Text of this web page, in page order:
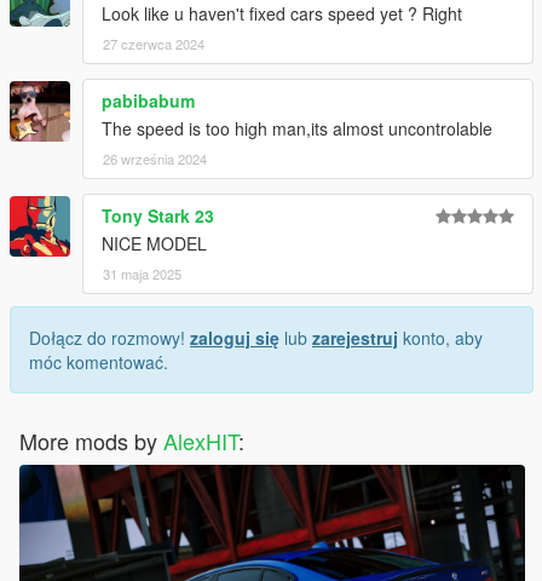
Look like u haven't fixed cars speed yet ? Right
27 czerwca 2024
pabibabum
The speed is too high man,its almost uncontrolable
26 września 2024
Tony Stark 23
NICE MODEL
31 maja 2025
Dołącz do rozmowy! zaloguj się lub zarejestruj konto, aby
móc komentować.
More mods byAlexHIT: